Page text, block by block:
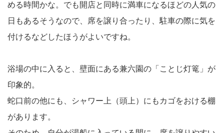
める時間かな。でも開店と同時に満車になるほどの人気の
日もあるそうなので、席を譲り合ったり、駐車の際に気を
付けるなどしたほうがよいですね。
浴場の中に入ると、壁面にある兼六園の「ことじ灯篭」が
印象的。
蛇口前の他にも、シャワー上（頭上）にもカゴをおける棚
があります。